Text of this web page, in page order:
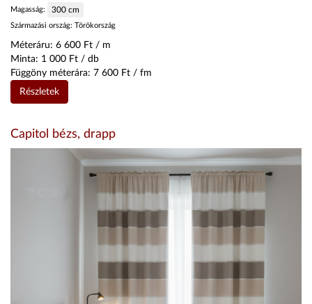
Magasság: 300 cm
Származási ország: Törökország
Méteráru: 6 600 Ft / m
Minta: 1 000 Ft / db
Függöny méterára: 7 600 Ft / fm
Részletek
Capitol bézs, drapp